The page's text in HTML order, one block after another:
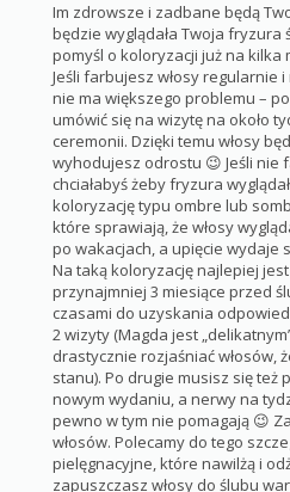
Im zdrowsze i zadbane będą
będzie wyglądała Twoja fryzura
pomyśl o koloryzacji już na kilka
Jeśli farbujesz włosy regularnie
nie ma większego problemu –
umówić się na wizytę na około
ceremonii. Dzięki temu włosy
wyhodujesz odrostu 😉 Jeśli nie
chciałabyś żeby fryzura
koloryzację typu ombre lub
które sprawiają, że włosy
po wakacjach, a upięcie wydaje
Na taką koloryzację najlepiej
przynajmniej 3 miesiące przed
czasami do uzyskania
2 wizyty (Magda jest
drastycznie rozjaśniać włosów,
stanu). Po drugie musisz się też
nowym wydaniu, a nerwy na
pewno w tym nie pomagają 😉
włosów. Polecamy do tego
pielęgnacyjne, które nawilżą i
zapuszczasz włosy do ślubu